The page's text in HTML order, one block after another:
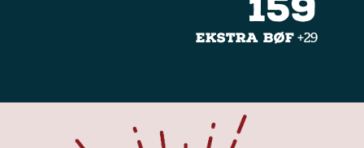
EKSTRA BØF +29